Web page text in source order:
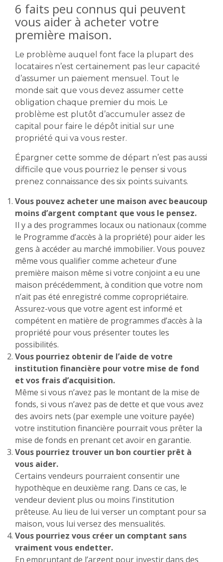
6 faits peu connus qui peuvent
vous aider à acheter votre
première maison.
Le problème auquel font face la plupart des
locataires n’est certainement pas leur capacité
d’assumer un paiement mensuel. Tout le
monde sait que vous devez assumer cette
obligation chaque premier du mois. Le
problème est plutôt d’accumuler assez de
capital pour faire le dépôt initial sur une
propriété qui va vous rester.
Épargner cette somme de départ n’est pas aussi
difficile que vous pourriez le penser si vous
prenez connaissance des six points suivants.
Vous pouvez acheter une maison avec beaucoup
moins d’argent comptant que vous le pensez.
Il y a des programmes locaux ou nationaux (comme
le Programme d’accès à la propriété) pour aider les
gens à accéder au marché immobilier. Vous pouvez
même vous qualifier comme acheteur d’une
première maison même si votre conjoint a eu une
maison précédemment, à condition que votre nom
n’ait pas été enregistré comme copropriétaire.
Assurez-vous que votre agent est informé et
compétent en matière de programmes d’accès à la
propriété pour vous présenter toutes les
possibilités.
Vous pourriez obtenir de l’aide de votre
institution financière pour votre mise de fond
et vos frais d’acquisition.
Même si vous n’avez pas le montant de la mise de
fonds, si vous n’avez pas de dette et que vous avez
des avoirs nets (par exemple une voiture payée)
votre institution financière pourrait vous prêter la
mise de fonds en prenant cet avoir en garantie.
Vous pourriez trouver un bon courtier prêt à
vous aider.
Certains vendeurs pourraient consentir une
hypothèque en deuxième rang. Dans ce cas, le
vendeur devient plus ou moins l’institution
prêteuse. Au lieu de lui verser un comptant pour sa
maison, vous lui versez des mensualités.
Vous pourriez vous créer un comptant sans
vraiment vous endetter.
En empruntant de l’argent pour investir dans des